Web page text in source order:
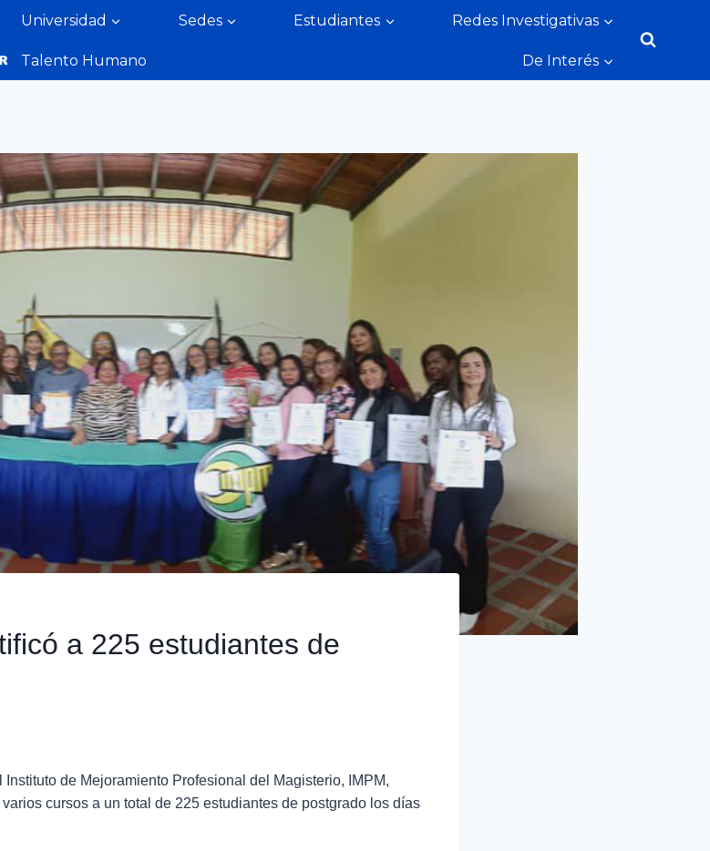
Universidad Sedes Estudiantes Redes Investigativas
Talento Humano De Interés
a 225 estudiantes de
de Mejoramiento Profesional del Magisterio, IMPM,
cursos a un total de 225 estudiantes de postgrado los días